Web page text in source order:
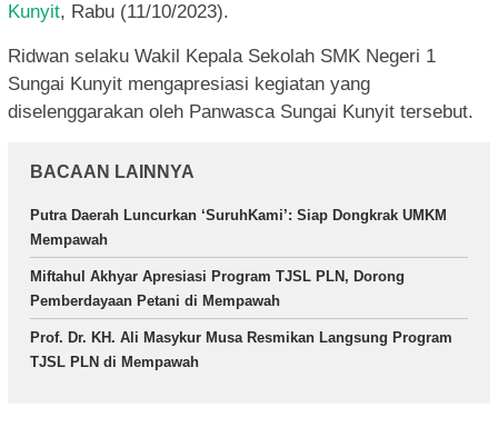
Kunyit, Rabu (11/10/2023).
Ridwan selaku Wakil Kepala Sekolah SMK Negeri 1
Sungai Kunyit mengapresiasi kegiatan yang
diselenggarakan oleh Panwasca Sungai Kunyit tersebut.
BACAAN LAINNYA
Putra Daerah Luncurkan ‘SuruhKami’: Siap Dongkrak UMKM
Mempawah
Miftahul Akhyar Apresiasi Program TJSL PLN, Dorong
Pemberdayaan Petani di Mempawah
Prof. Dr. KH. Ali Masykur Musa Resmikan Langsung Program
TJSL PLN di Mempawah